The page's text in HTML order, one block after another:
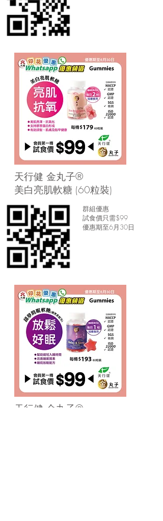
天行健 金丸子®
美白亮肌軟糖 (60粒裝)
群組優惠
試食價只需$99
​優惠期至6月30日
天行健 金丸子®